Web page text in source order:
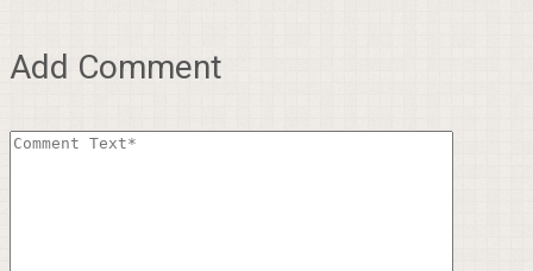
Add Comment